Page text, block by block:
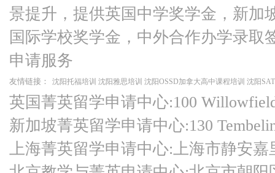
景提升，提供英国中学奖学金，新加
国际学校奖学金，中外合作办学录取
申请服务
友情链接： 沈阳托福培训 沈阳雅思培训 沈阳OSSD加拿大高中课程培训 沈阳
英国菁英留学申请中心:100
新加坡菁英留学申请中心:130
上海菁英留学申请中心:上海市静安嘉